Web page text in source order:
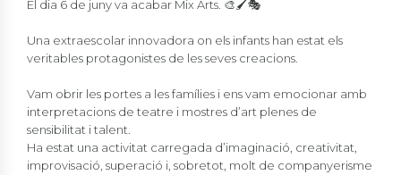
El dia 6 de juny va acabar Mix Arts. 🎨🖌️🎭
Una extraescolar innovadora on els infants han estat els
veritables protagonistes de les seves creacions.
Vam obrir les portes a les famílies i ens vam emocionar amb
interpretacions de teatre i mostres d’art plenes de
sensibilitat i talent.
Ha estat una activitat carregada d’imaginació, creativitat,
improvisació, superació i, sobretot, molt de companyerisme